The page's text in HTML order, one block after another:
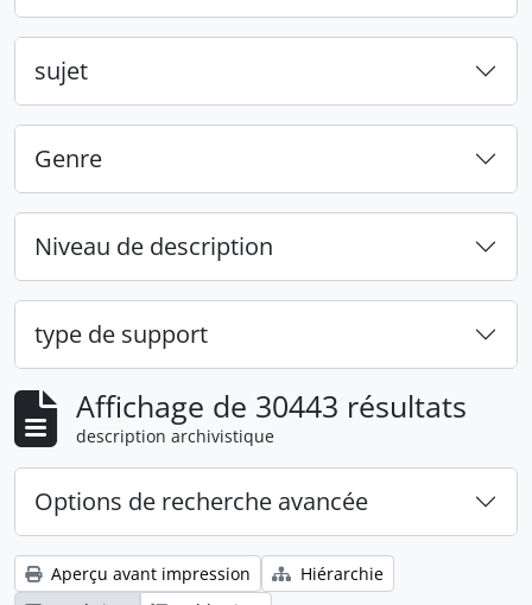
sujet
Genre
Niveau de description
type de support
Affichage de 30443 résultats
description archivistique
Options de recherche avancée
Aperçu avant impression
Hiérarchie